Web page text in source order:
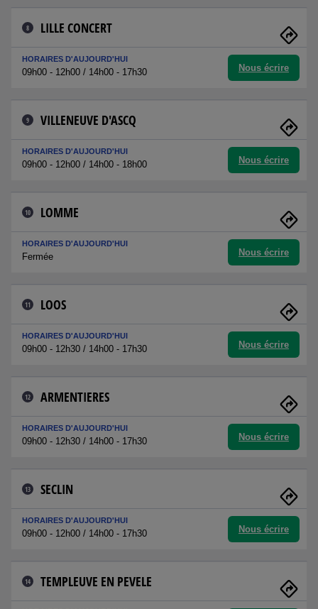
8 LILLE CONCERT
HORAIRES D'AUJOURD'HUI
09h00 - 12h00 / 14h00 - 17h30 Nous écrire
9 VILLENEUVE D'ASCQ
HORAIRES D'AUJOURD'HUI
09h00 - 12h00 / 14h00 - 18h00 Nous écrire
10 LOMME
HORAIRES D'AUJOURD'HUI
Fermée Nous écrire
11 LOOS
HORAIRES D'AUJOURD'HUI
09h00 - 12h30 / 14h00 - 17h30 Nous écrire
12 ARMENTIERES
HORAIRES D'AUJOURD'HUI
09h00 - 12h30 / 14h00 - 17h30 Nous écrire
13 SECLIN
HORAIRES D'AUJOURD'HUI
09h00 - 12h00 / 14h00 - 17h30 Nous écrire
14 TEMPLEUVE EN PEVELE